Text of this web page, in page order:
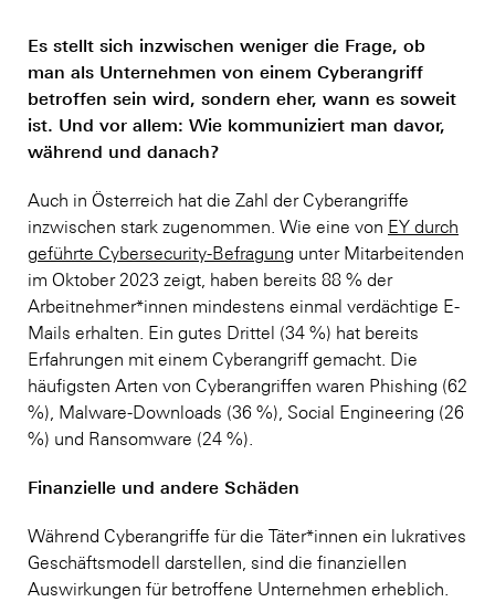
Es stellt sich inzwischen weniger die Frage, ob
man als Unternehmen von einem Cyberangriff
betroffen sein wird, sondern eher, wann es soweit
ist. Und vor allem: Wie kommuniziert man davor,
während und danach?
Auch in Österreich hat die Zahl der Cyberangriffe
inzwischen stark zugenommen. Wie eine von EY durch
geführte Cybersecurity-Befragung unter Mitarbeitenden
im Oktober 2023 zeigt, haben bereits 88 % der
Arbeitnehmer*innen mindestens einmal verdächtige E-
Mails erhalten. Ein gutes Drittel (34 %) hat bereits
Erfahrungen mit einem Cyberangriff gemacht. Die
häufigsten Arten von Cyberangriffen waren Phishing (62
%), Malware-Downloads (36 %), Social Engineering (26
%) und Ransomware (24 %).
Finanzielle und andere Schäden
Während Cyberangriffe für die Täter*innen ein lukratives
Geschäftsmodell darstellen, sind die finanziellen
Auswirkungen für betroffene Unternehmen erheblich.